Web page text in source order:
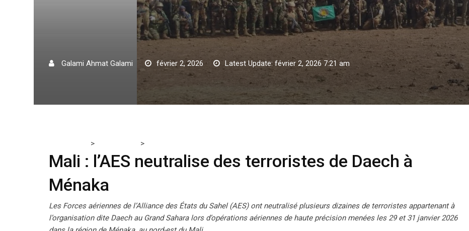
Galami Ahmat Galami février 2, 2026 Latest Update: février 2, 2026 7:21 am
> >
Mali : l’AES neutralise des terroristes de Daech à
Ménaka
Les Forces aériennes de l’Alliance des États du Sahel (AES) ont neutralisé plusieurs dizaines de terroristes appartenant à
l’organisation dite Daech au Grand Sahara lors d’opérations aériennes de haute précision menées les 29 et 31 janvier 2026